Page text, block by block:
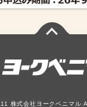
株式会社ヨークベニマル